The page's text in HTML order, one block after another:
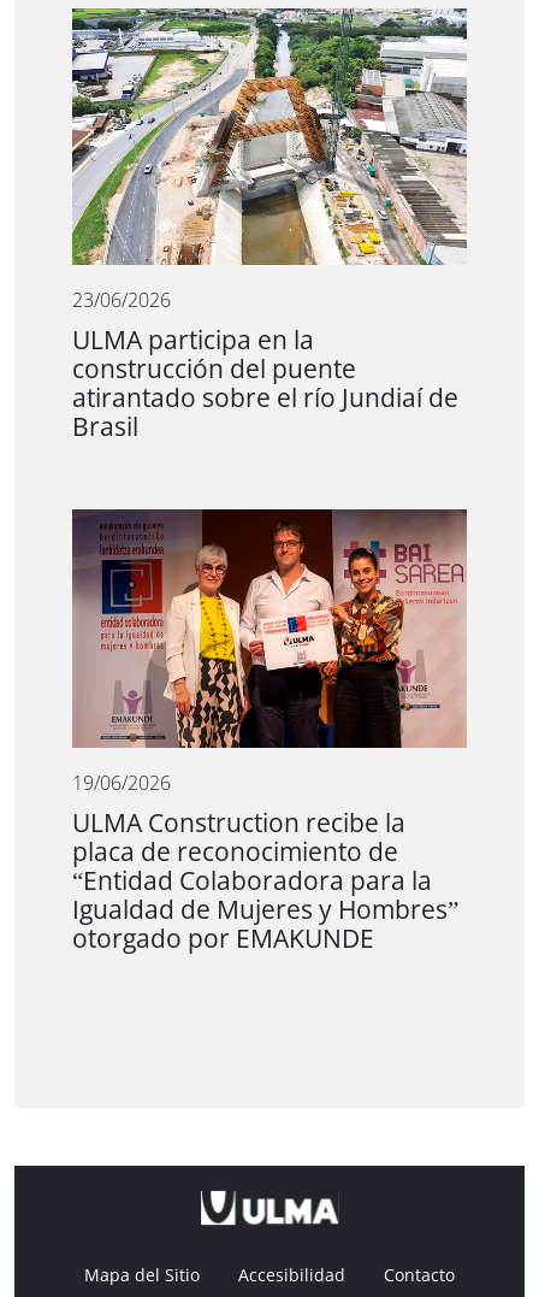
23/06/2026
ULMA participa en la
construcción del puente
atirantado sobre el río Jundiaí de
Brasil
19/06/2026
ULMA Construction recibe la
placa de reconocimiento de
“Entidad Colaboradora para la
Igualdad de Mujeres y Hombres”
otorgado por EMAKUNDE
Mapa del Sitio Accesibilidad Contacto